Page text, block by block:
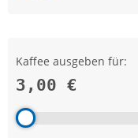
Kaffee ausgeben für:
3,00 €